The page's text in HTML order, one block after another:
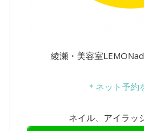
綾瀬・美容室
＊ネット予約
ネイル、アイラッ